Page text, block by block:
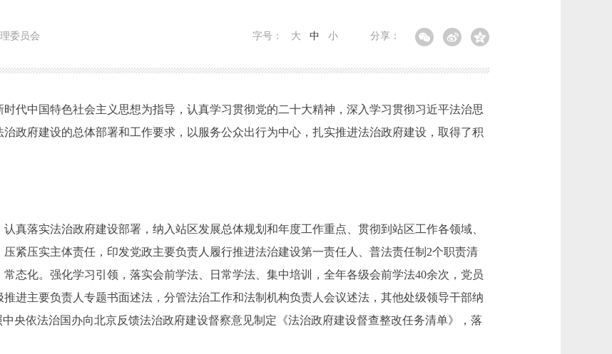
委员会 分享：
字号： 大 中 小
中国特色社会主义思想为指导，认真学习贯彻党的二十大精神，深入学习贯彻习近平法治思
政府建设的总体部署和工作要求，以服务公众出行为中心，扎实推进法治政府建设，取得了积
落实法治政府建设部署，纳入站区发展总体规划和年度工作重点、贯彻到站区工作各领域、
紧压实主体责任，印发党政主要负责人履行推进法治建设第一责任人、普法责任制2个职责清
态化。强化学习引领，落实会前学法、日常学法、集中培训，全年各级会前学法40余次，党员
进主要负责人专题书面述法，分管法治工作和法制机构负责人会议述法，其他处级领导干部纳
央依法治国办向北京反馈法治政府建设督察意见制定《法治政府建设督查整改任务清单》，落